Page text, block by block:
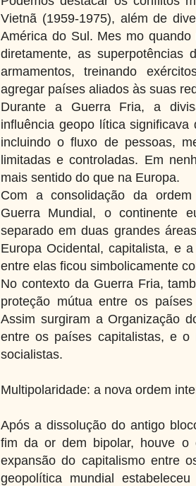
Vietnã (1959-1975), além de
América do Sul. Mes mo
diretamente, as superpotências
armamentos, treinando
agregar países aliados às suas
Durante a Guerra Fria, a
influência geopo lítica
incluindo o fluxo de pessoas,
limitadas e controladas. Em
mais sentido do que na Europa.
Com a consolidação da
Guerra Mundial, o continente
separado em duas grandes
Europa Ocidental, capitalista, e
entre elas ficou simbolicamente
No contexto da Guerra Fria,
proteção mútua entre os
Assim surgiram a Organização
entre os países capitalistas, e
socialistas.
Multipolaridade: a nova ordem
Após a dissolução do antigo
fim da or dem bipolar, houve o
expansão do capitalismo entre
geopolítica mundial